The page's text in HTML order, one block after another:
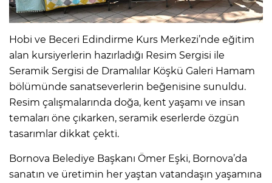
Hobi ve Beceri Edindirme Kurs Merkezi’nde eğitim
alan kursiyerlerin hazırladığı Resim Sergisi ile
Seramik Sergisi de Dramalılar Köşkü Galeri Hamam
bölümünde sanatseverlerin beğenisine sunuldu.
Resim çalışmalarında doğa, kent yaşamı ve insan
temaları öne çıkarken, seramik eserlerde özgün
tasarımlar dikkat çekti.
Bornova Belediye Başkanı Ömer Eşki, Bornova’da
sanatın ve üretimin her yaştan vatandaşın yaşamına